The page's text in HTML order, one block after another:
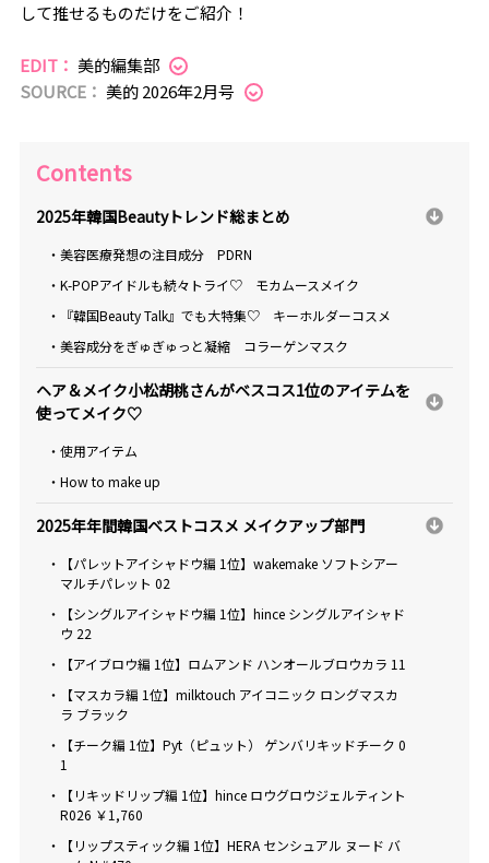
して推せるものだけをご紹介！
EDIT： 美的編集部
SOURCE： 美的 2026年2月号
Contents
2025年韓国Beautyトレンド総まとめ
・美容医療発想の注目成分 PDRN
・K-POPアイドルも続々トライ♡ モカムースメイク
・『韓国Beauty Talk』でも大特集♡ キーホルダーコスメ
・美容成分をぎゅぎゅっと凝縮 コラーゲンマスク
ヘア＆メイク小松胡桃さんがベスコス1位のアイテムを
使ってメイク♡
・使用アイテム
・How to make up
2025年年間韓国ベストコスメ メイクアップ部門
・【パレットアイシャドウ編 1位】wakemake ソフトシアー
マルチパレット 02
・【シングルアイシャドウ編 1位】hince シングルアイシャド
ウ 22
・【アイブロウ編 1位】ロムアンド ハンオールブロウカラ 11
・【マスカラ編 1位】milktouch アイコニック ロングマスカ
ラ ブラック
・【チーク編 1位】Pyt（ピュット） ゲンバリキッドチーク 0
1
・【リキッドリップ編 1位】hince ロウグロウジェルティント
R026 ￥1,760
・【リップスティック編 1位】HERA センシュアル ヌード バ